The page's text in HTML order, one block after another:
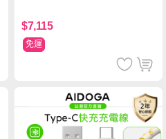
$7,115
免運